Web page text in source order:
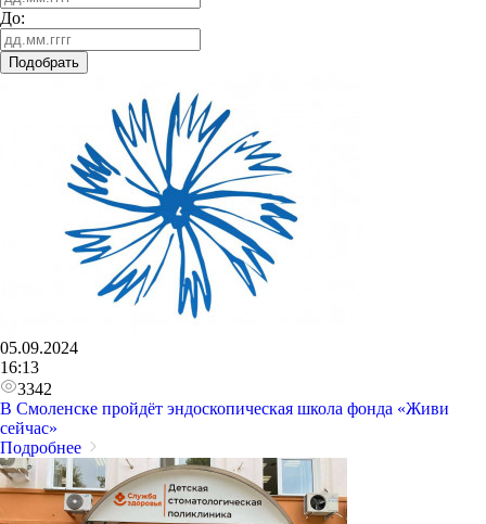
До:
Подобрать
05.09.2024
16:13
3342
В Смоленске пройдёт эндоскопическая школа фонда «Живи
сейчас»
Подробнее